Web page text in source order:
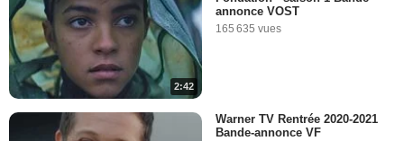
2:42
annonce VOST
165 635 vues
Warner TV Rentrée 2020-2021
Bande-annonce VF